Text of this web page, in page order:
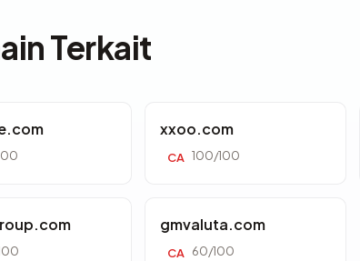
Terkait
xxoo.com
CA 100/100
gmvaluta.com
CA 60/100